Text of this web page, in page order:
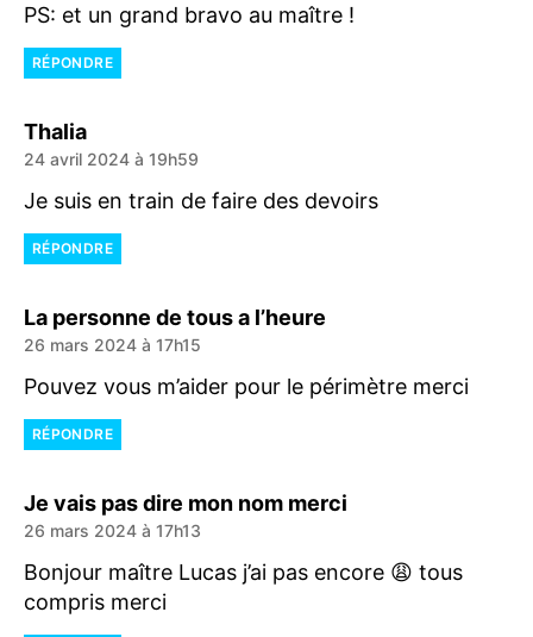
PS: et un grand bravo au maître !
RÉPONDRE
Thaliadit :
24 avril 2024 à 19h59
Je suis en train de faire des devoirs
RÉPONDRE
La personne de tous a l’heure
26 mars 2024 à 17h15
Pouvez vous m’aider pour le périmètre merci
RÉPONDRE
Je vais pas dire mon nom merci
26 mars 2024 à 17h13
Bonjour maître Lucas j’ai pas encore 😩 tous
compris merci